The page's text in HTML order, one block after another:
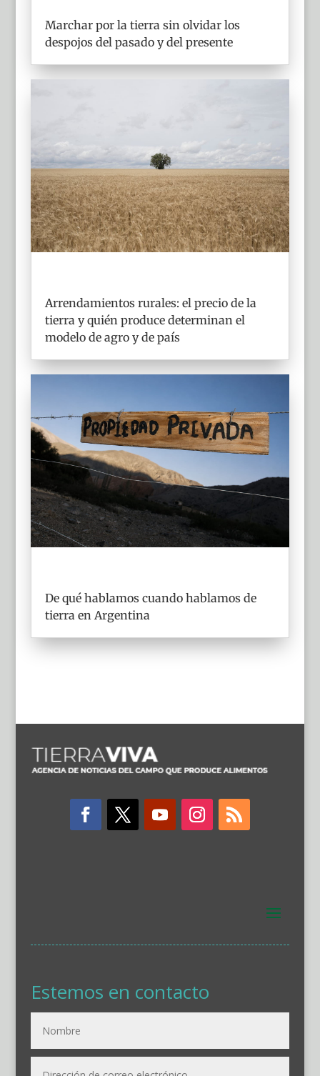
Marchar por la tierra sin olvidar los
despojos del pasado y del presente
Arrendamientos rurales: el precio de la
tierra y quién produce determinan el
modelo de agro y de país
De qué hablamos cuando hablamos de
tierra en Argentina
Estemos en contacto